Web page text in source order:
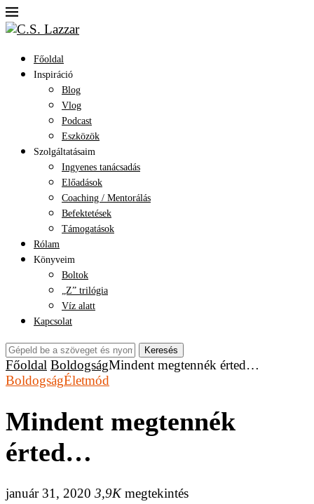
Főoldal
Inspiráció
Blog
Vlog
Podcast
Eszközök
Szolgáltatásaim
Ingyenes tanácsadás
Előadások
Coaching / Mentorálás
Befektetések
Támogatások
Rólam
Könyveim
Boltok
„Z” trilógia
Víz alatt
Kapcsolat
Keresés
Főoldal BoldogságMindent megtennék érted…
BoldogságÉletmód
Mindent megtennék
érted…
január 31, 2020 3,9Kmegtekintés